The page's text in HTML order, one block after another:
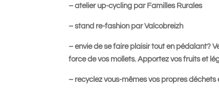
– atelier up-cycling par Familles Rurales
– stand re-fashion par Valcobreizh
– envie de se faire plaisir tout en pédalant?
force de vos mollets. Apportez vos fruits et
– recyclez vous-mêmes vos propres